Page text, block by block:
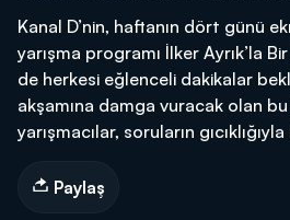
Kanal D’nin, haftanın dört günü
yarışma programı İlker Ayrık’la
de herkesi eğlenceli dakikalar
akşamına damga vuracak olan
yarışmacılar, soruların
Paylaş